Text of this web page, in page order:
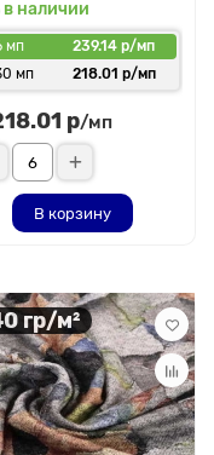
в наличии
мп
239.14 р/мп
мп
218.01 р/мп
р/мп
В корзину
гр/м²